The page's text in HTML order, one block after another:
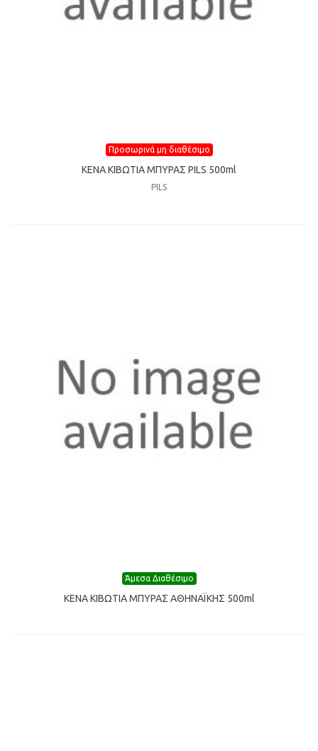
Προσωρινά μη διαθέσιμο
ΚΕΝΑ ΚΙΒΩΤΙΑ ΜΠΥΡΑΣ PILS 500ml
PILS
Άμεσα Διαθέσιμο
ΚΕΝΑ ΚΙΒΩΤΙΑ ΜΠΥΡΑΣ ΑΘΗΝΑΪΚΗΣ 500ml